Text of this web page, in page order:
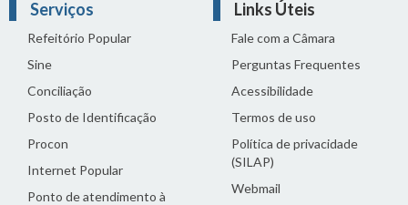
Serviços
Refeitório Popular
Sine
Conciliação
Posto de Identificação
Procon
Internet Popular
Ponto de atendimento à
Links Úteis
Fale com a Câmara
Perguntas Frequentes
Acessibilidade
Termos de uso
Política de privacidade
(SILAP)
Webmail